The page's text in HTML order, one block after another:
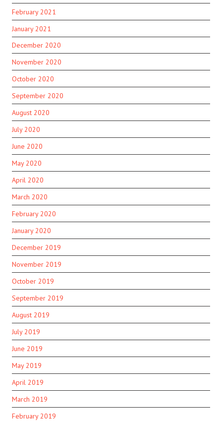
February 2021
January 2021
December 2020
November 2020
October 2020
September 2020
August 2020
July 2020
June 2020
May 2020
April 2020
March 2020
February 2020
January 2020
December 2019
November 2019
October 2019
September 2019
August 2019
July 2019
June 2019
May 2019
April 2019
March 2019
February 2019